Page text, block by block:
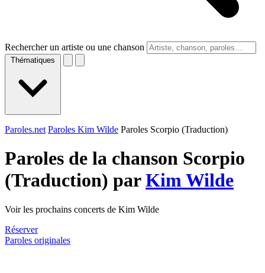
Rechercher un artiste ou une chanson
Thématiques
Paroles.net Paroles Kim Wilde Paroles Scorpio (Traduction)
Paroles de la chanson Scorpio
(Traduction) parKim Wilde
Voir les prochains concerts de Kim Wilde
Réserver
Paroles originales